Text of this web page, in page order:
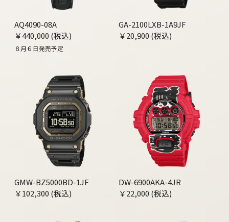
AQ4090-08A
￥440,000 (税込)
８月６日発売予定
GA-2100LXB-1A9JF
￥20,900 (税込)
GMW-BZ5000BD-1JF
￥102,300 (税込)
DW-6900AKA-4JR
￥22,000 (税込)